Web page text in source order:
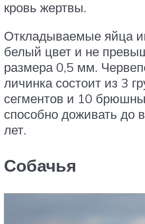
кровь жертвы.
Откладываемые яйца
белый цвет и не
размера 0,5 мм.
личинка состоит из 3
сегментов и 10
способно доживать до
лет.
Собачья